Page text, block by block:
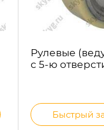
Рулевые
с 5-ю
Быстрый